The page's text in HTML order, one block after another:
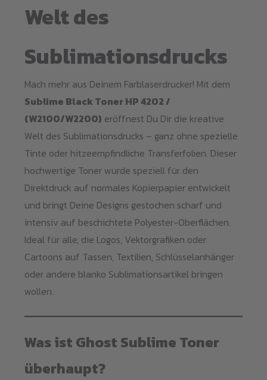
Welt des
Sublimationsdrucks
Mach mehr aus Deinem Farblaserdrucker! Mit dem
Sublime Black Toner HP 4202 /
(W2100/W2200) eröffnest Du Dir die kreative
Welt des Sublimationsdrucks – ganz ohne spezielle
Tinte oder hitzeempfindliche Transferfolien. Dieser
hochwertige Toner wurde speziell für den
Direktdruck auf normales Kopierpapier entwickelt
und bringt Deine Designs gestochen scharf und
intensiv auf beschichtete Polyester-Oberflächen.
Ideal für alle, die Logos, Vektorgrafiken oder
Cartoons auf Tassen, Textilien, Schlüsselanhänger
oder andere blanko Sublimationsartikel bringen
wollen.
Was ist Ghost Sublime Toner
überhaupt?